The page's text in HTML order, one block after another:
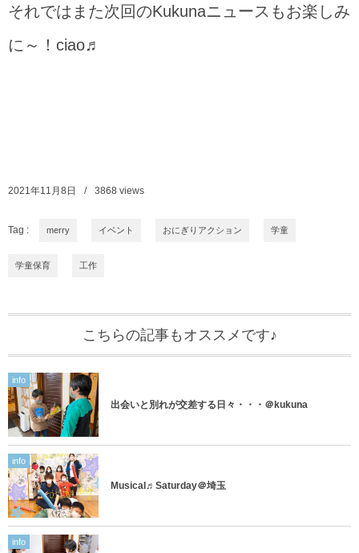
それではまた次回のKukunaニュースもお楽しみ
に～！ciao♬
2021年11月8日 3868 views
Tag : merry イベント おにぎりアクション 学童
学童保育 工作
こちらの記事もオススメです♪
info
出会いと別れが交差する日々・・・＠kukuna
info
Musical♬Saturday＠埼玉
info